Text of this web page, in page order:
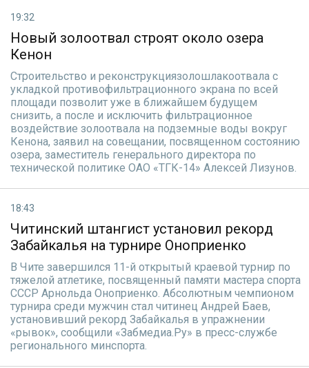
19:32
Новый золоотвал строят около озера
Кенон
Строительство и реконструкциязолошлакоотвала с
укладкой противофильтрационного экрана по всей
площади позволит уже в ближайшем будущем
снизить, а после и исключить фильтрационное
воздействие золоотвала на подземные воды вокруг
Кенона, заявил на совещании, посвященном состоянию
озера, заместитель генерального директора по
технической политике ОАО «ТГК-14» Алексей Лизунов.
18:43
Читинский штангист установил рекорд
Забайкалья на турнире Оноприенко
В Чите завершился 11-й открытый краевой турнир по
тяжелой атлетике, посвященный памяти мастера спорта
СССР Арнольда Оноприенко. Абсолютным чемпионом
турнира среди мужчин стал читинец Андрей Баев,
установивший рекорд Забайкалья в упражнении
«рывок», сообщили «Забмедиа.Ру» в пресс-службе
регионального минспорта.